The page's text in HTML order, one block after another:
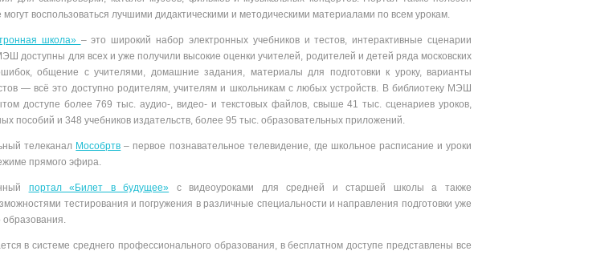
воспользоваться лучшими дидактическими и методическими материалами по всем урокам.
школа» – это широкий набор электронных учебников и тестов, интерактивные сценарии
доступны для всех и уже получили высокие оценки учителей, родителей и детей ряда московских
общение с учителями, домашние задания, материалы для подготовки к уроку, варианты
— всё это доступно родителям, учителям и школьникам с любых устройств. В библиотеку МЭШ
доступе более 769 тыс. аудио-, видео- и текстовых файлов, свыше 41 тыс. сценариев уроков,
пособий и 348 учебников издательств, более 95 тыс. образовательных приложений.
телеканал Мособртв – первое познавательное телевидение, где школьное расписание и уроки
прямого эфира.
портал «Билет в будущее» с видеоуроками для средней и старшей школы а также
тестирования и погружения в различные специальности и направления подготовки уже
образования.
в системе среднего профессионального образования, в бесплатном доступе представлены все